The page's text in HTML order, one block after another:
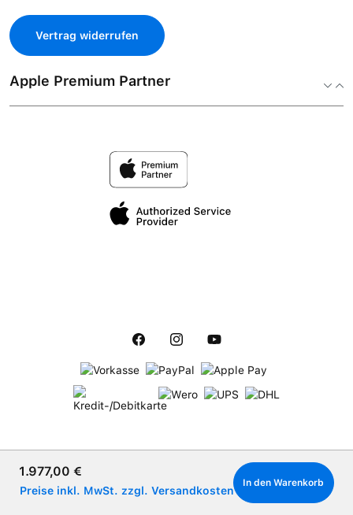
Verkaufspreis:
1.977,00 €
Preise inkl. MwSt. zzgl. Versandkosten
In den Warenkorb
Vertrag widerrufen
Apple Premium Partner